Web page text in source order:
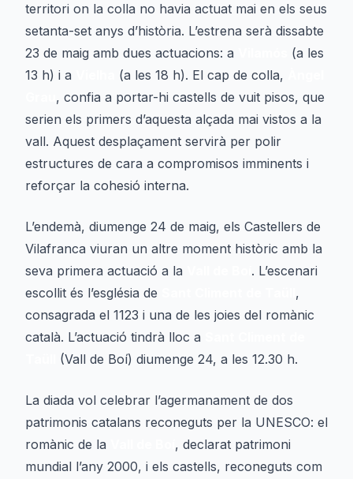
territori on la colla no havia actuat mai en els seus
setanta-set anys d’història. L’estrena serà dissabte
23 de maig amb dues actuacions: a
(a les
13 h) i a
(a les 18 h). El cap de colla,
, confia a portar-hi castells de vuit pisos, que
serien els primers d’aquesta alçada mai vistos a la
vall. Aquest desplaçament servirà per polir
estructures de cara a compromisos imminents i
reforçar la cohesió interna.
L’endemà, diumenge 24 de maig, els Castellers de
Vilafranca viuran un altre moment històric amb la
seva primera actuació a la
. L’escenari
escollit és l’església de
,
consagrada el 1123 i una de les joies del romànic
català. L’actuació tindrà lloc a
(Vall de Boí) diumenge 24, a les 12.30 h.
La diada vol celebrar l’agermanament de dos
patrimonis catalans reconeguts per la UNESCO: el
romànic de la
, declarat patrimoni
mundial l’any 2000, i els castells, reconeguts com